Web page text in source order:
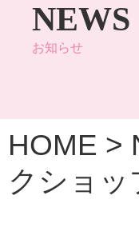
NEWS
お知らせ
HOME >
クショッ